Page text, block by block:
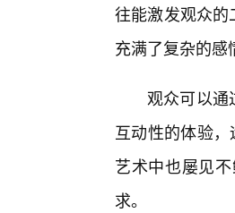
往能激发观众
充满了复杂的
观众可以
互动性的体验
艺术中也屡见
求。